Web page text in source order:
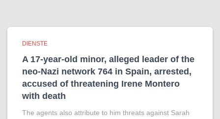
DIENSTE
A 17-year-old minor, alleged leader of the
neo-Nazi network 764 in Spain, arrested,
accused of threatening Irene Montero
with death
The agents also attribute to him threats against Sarah